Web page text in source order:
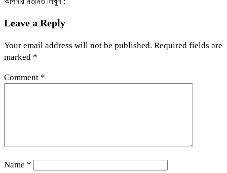
Leave a Reply
Your email address will not be published. Required fields are
marked *
Comment *
Name *